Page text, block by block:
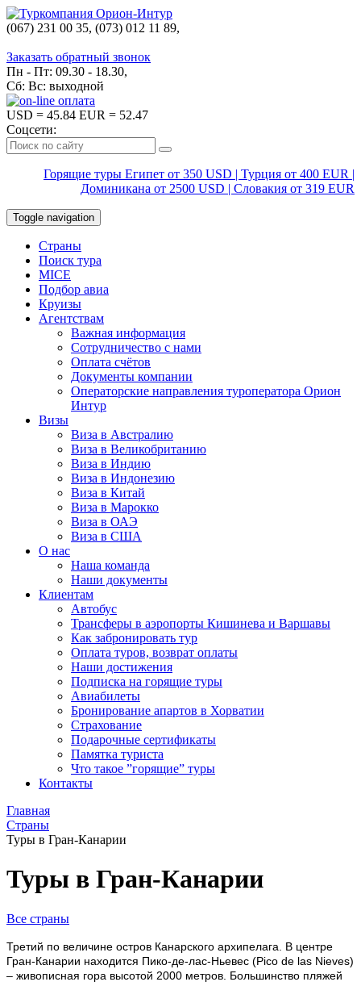
(067) 231 00 35, (073) 012 11 89,
Заказать обратный звонок
Пн - Пт: 09.30 - 18.30,
Сб: Вс: выходной
USD = 45.84 EUR = 52.47
Соцсети:
Горящие туры Египет от 350 USD | Турция от 400 EUR |
Доминикана от 2500 USD | Словакия от 319 EUR
Toggle navigation
Страны
Поиск тура
MICE
Подбор авиа
Круизы
Агентствам
Важная информация
Сотрудничество с нами
Оплата счётов
Документы компании
Операторские направления туроператора Орион
Интур
Визы
Виза в Австралию
Виза в Великобританию
Виза в Индию
Виза в Индонезию
Виза в Китай
Виза в Марокко
Виза в ОАЭ
Виза в США
О нас
Наша команда
Наши документы
Клиентам
Автобус
Трансферы в аэропорты Кишинева и Варшавы
Как забронировать тур
Оплата туров, возврат оплаты
Наши достижения
Подписка на горящие туры
Авиабилеты
Бронирование апартов в Хорватии
Страхование
Подарочные сертификаты
Памятка туриста
Что такое ”горящие” туры
Контакты
Главная
Страны
Туры в Гран-Канарии
Туры в Гран-Канарии
Все страны
Третий по величине остров Канарского архипелага. В центре
Гран-Канарии находится Пико-де-лас-Ньевес (Pico de las Nieves)
– живописная гора высотой 2000 метров. Большинство пляжей